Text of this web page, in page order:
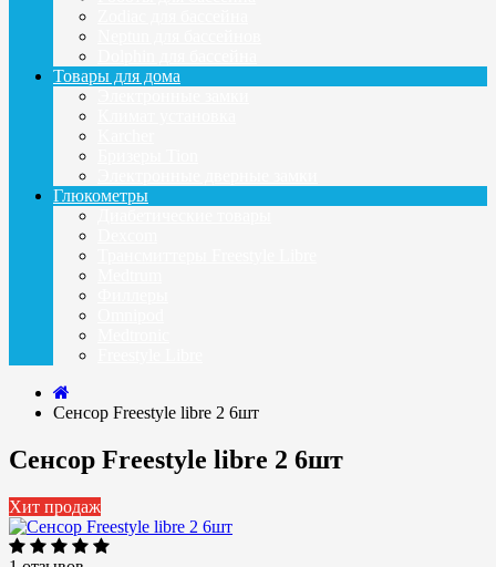
Товары для дома
Глюкометры
Сенсор Freestyle libre 2 6шт
Сенсор Freestyle libre 2 6шт
Хит продаж